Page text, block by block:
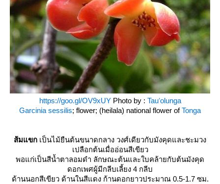
https://goo.gl/OV9xUYPhoto by : Tauʻolunga
Garcinia sessilis; flower; (heilala) national flower ofTonga
ส้มแขก เป็นไม้ยืนต้นขนาดกลาง วงศ์เดียวกับมังคุดและชะมวง
เปลือกต้นเมื่ออ่อนสีเขียว
พอแก่เป็นสีน้ำตาลอมดำ ลักษณะต้นและใบคล้ายกับต้นมังคุด
ดอกเพศผู้มีกลีบเลี้ยง 4 กลีบ
ด้านนอกสีเขียว ด้านในสีแดง ก้านดอกยาวประมาณ 0.5-1.7 ซม.